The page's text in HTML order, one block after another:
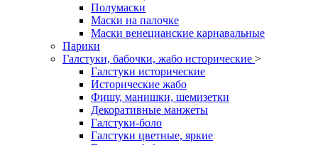
Полумаски
Маски на палочке
Маски венецианские карнавальные
Парики
Галстуки, бабочки, жабо исторические >
Галстуки исторические
Исторические жабо
Фишу, манишки, шемизетки
Декоративные манжеты
Галстуки-боло
Галстуки цветные, яркие